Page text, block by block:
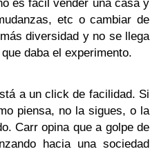
es fácil vender una casa y
etc o cambiar de
diversidad y no se llega
daba el experimento.
a un click de facilidad. Si
piensa, no la sigues, o la
Carr opina que a golpe de
hacia una sociedad